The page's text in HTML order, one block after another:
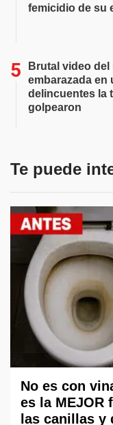
femicidio de su
Brutal video
embarazada en
delincuentes la
golpearon
Te puede
No es con
es la MEJOR
las canillas y